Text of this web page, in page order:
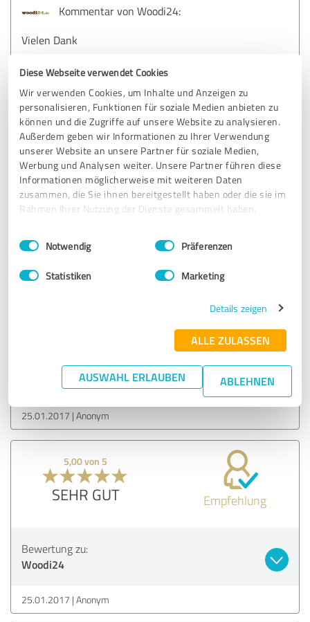
Diese Webseite verwendet Cookies
Wir verwenden Cookies, um Inhalte und Anzeigen zu
personalisieren, Funktionen für soziale Medien anbieten zu
können und die Zugriffe auf unsere Website zu analysieren.
Außerdem geben wir Informationen zu Ihrer Verwendung
unserer Website an unsere Partner für soziale Medien,
Werbung und Analysen weiter. Unsere Partner führen diese
Informationen möglicherweise mit weiteren Daten
zusammen, die Sie ihnen bereitgestellt haben oder die sie im
Rahmen Ihrer Nutzung der Dienste gesammelt haben.
Impressum Datenschutzbestimmungen
Einwilligungsauswahl
Notwendig Präferenzen
Statistiken Marketing
Details zeigen
ALLE ZULASSEN
AUSWAHL ERLAUBEN ABLEHNEN
Kommentar von Woodi24:
Vielen Dank
4,50 von 5
SEHR GUT Empfehlung
Bewertung zu:
Woodi24
4,20 von 5
Empfehlung
Bewertung zu:
25.01.2017 Anonym
5,00 von 5
SEHR GUT Empfehlung
Bewertung zu:
Woodi24
25.01.2017 Anonym